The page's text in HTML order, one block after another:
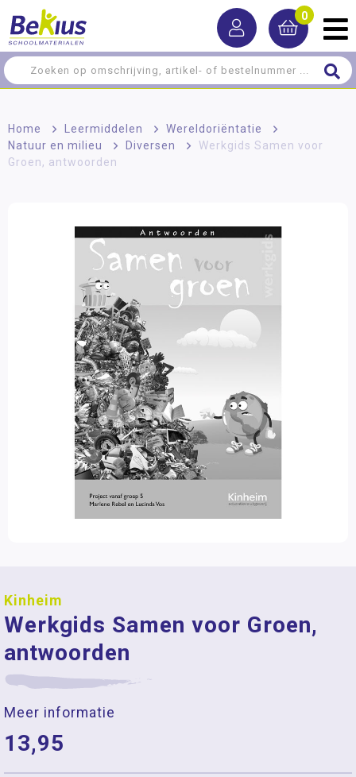
0
Home > Leermiddelen > Wereldoriëntatie
>
Natuur en milieu
> Diversen >
Werkgids Samen voor
Groen, antwoorden
Kinheim
Werkgids Samen voor Groen,
antwoorden
Meer informatie
13,95